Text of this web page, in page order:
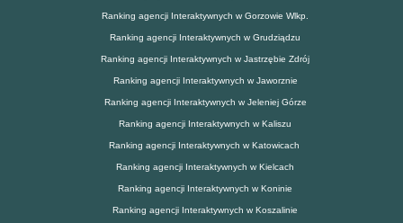
Ranking agencji Interaktywnych w Gorzowie Wlkp.
Ranking agencji Interaktywnych w Grudziądzu
Ranking agencji Interaktywnych w Jastrzębie Zdrój
Ranking agencji Interaktywnych w Jaworznie
Ranking agencji Interaktywnych w Jeleniej Górze
Ranking agencji Interaktywnych w Kaliszu
Ranking agencji Interaktywnych w Katowicach
Ranking agencji Interaktywnych w Kielcach
Ranking agencji Interaktywnych w Koninie
Ranking agencji Interaktywnych w Koszalinie